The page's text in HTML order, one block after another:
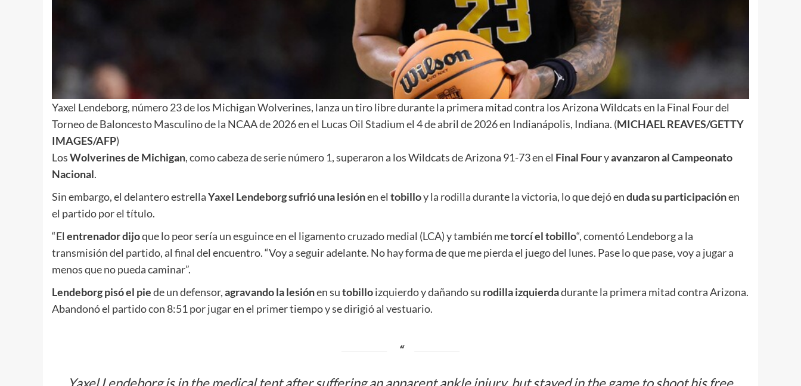
Yaxel Lendeborg, número 23 de los Michigan Wolverines, lanza un tiro libre durante la primera mitad contra los Arizona Wildcats en la Final Four del
Torneo de Baloncesto Masculino de la NCAA de 2026 en el Lucas Oil Stadium el 4 de abril de 2026 en Indianápolis, Indiana. (MICHAEL REAVES/GETTY
IMAGES/AFP)
LosWolverines de Michigan, como cabeza de serie número 1, superaron a los Wildcats de Arizona 91-73 en el Final Fouryavanzaron al Campeonato
Nacional.
Sin embargo, el delantero estrellaYaxel Lendeborgsufrió una lesiónen el tobilloy la rodilla durante la victoria, lo que dejó enduda su participaciónen
el partido por el título.
“El entrenador dijoque lo peor sería un esguince en el ligamento cruzado medial (LCA) y también metorcí el tobillo“, comentó Lendeborg a la
transmisión del partido, al final del encuentro. “Voy a seguir adelante. No hay forma de que me pierda el juego del lunes. Pase lo que pase, voy a jugar a
menos que no pueda caminar”.
Lendeborg pisó el piede un defensor,agravando la lesiónen sutobilloizquierdo y dañando su rodilla izquierdadurante la primera mitad contra Arizona.
Abandonó el partido con 8:51 por jugar en el primer tiempo y se dirigió al vestuario.
Yaxel Lendeborg is in the medical tent after suffering an apparent ankle injury, but stayed in the game to shoot his free